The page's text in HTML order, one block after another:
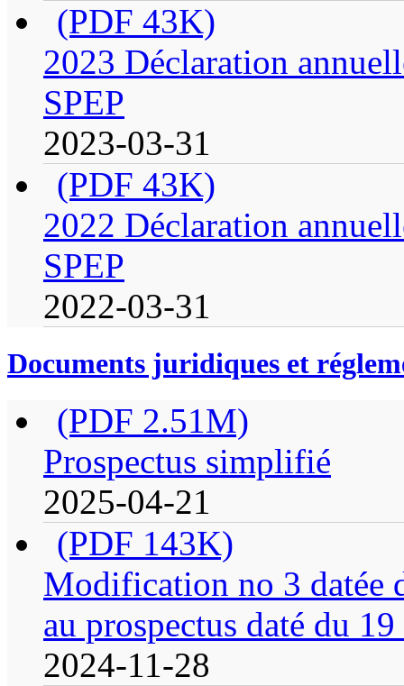
(PDF 43K)
2023 Déclaration
SPEP
2023-03-31
(PDF 43K)
2022 Déclaration
SPEP
2022-03-31
Documents juridiques et
(PDF 2.51M)
Prospectus simplifié
2025-04-21
(PDF 143K)
Modification no 3 datée
au prospectus daté du
2024-11-28